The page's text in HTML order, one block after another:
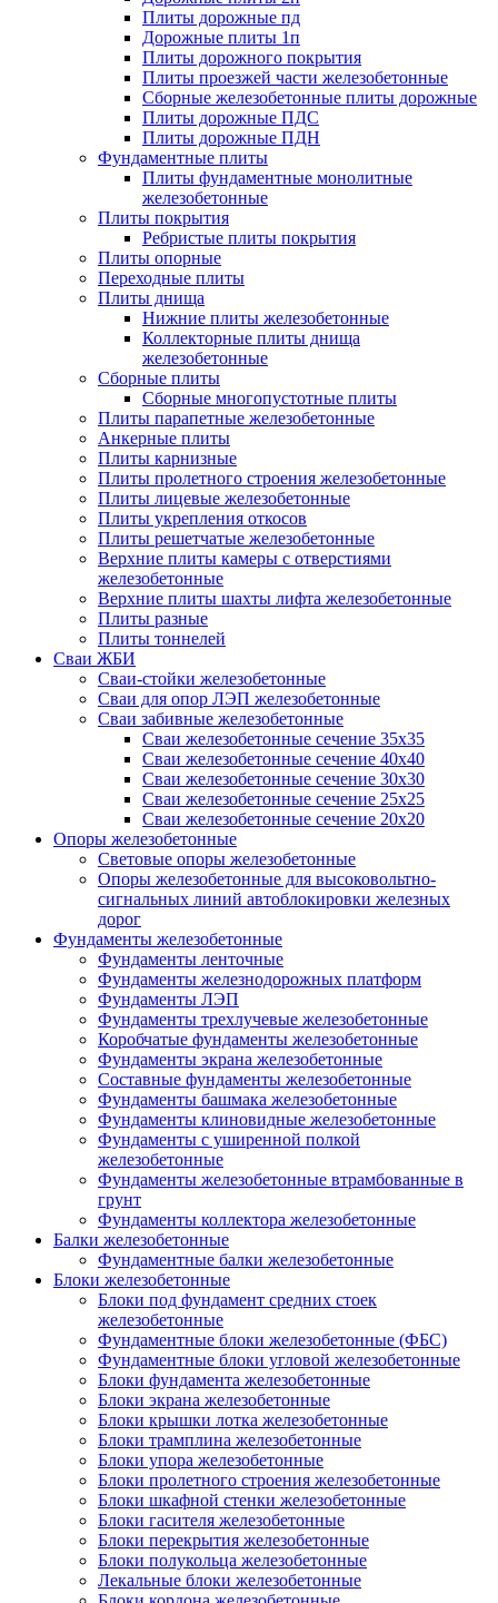
Плиты дорожные пд
Дорожные плиты 1п
Плиты дорожного покрытия
Плиты проезжей части железобетонные
Сборные железобетонные плиты дорожные
Плиты дорожные ПДС
Плиты дорожные ПДН
Фундаментные плиты
Плиты фундаментные монолитные
железобетонные
Плиты покрытия
Ребристые плиты покрытия
Плиты опорные
Переходные плиты
Плиты днища
Нижние плиты железобетонные
Коллекторные плиты днища
железобетонные
Сборные плиты
Сборные многопустотные плиты
Плиты парапетные железобетонные
Анкерные плиты
Плиты карнизные
Плиты пролетного строения железобетонные
Плиты лицевые железобетонные
Плиты укрепления откосов
Плиты решетчатые железобетонные
Верхние плиты камеры с отверстиями
железобетонные
Верхние плиты шахты лифта железобетонные
Плиты разные
Плиты тоннелей
Сваи ЖБИ
Сваи-стойки железобетонные
Сваи для опор ЛЭП железобетонные
Сваи забивные железобетонные
Сваи железобетонные сечение 35x35
Сваи железобетонные сечение 40x40
Сваи железобетонные сечение 30x30
Сваи железобетонные сечение 25x25
Сваи железобетонные сечение 20x20
Опоры железобетонные
Световые опоры железобетонные
Опоры железобетонные для высоковольтно-
сигнальных линий автоблокировки железных
дорог
Фундаменты железобетонные
Фундаменты ленточные
Фундаменты железнодорожных платформ
Фундаменты ЛЭП
Фундаменты трехлучевые железобетонные
Коробчатые фундаменты железобетонные
Фундаменты экрана железобетонные
Составные фундаменты железобетонные
Фундаменты башмака железобетонные
Фундаменты клиновидные железобетонные
Фундаменты с уширенной полкой
железобетонные
Фундаменты железобетонные втрамбованные в
грунт
Фундаменты коллектора железобетонные
Балки железобетонные
Фундаментные балки железобетонные
Блоки железобетонные
Блоки под фундамент средних стоек
железобетонные
Фундаментные блоки железобетонные (ФБС)
Фундаментные блоки угловой железобетонные
Блоки фундамента железобетонные
Блоки экрана железобетонные
Блоки крышки лотка железобетонные
Блоки трамплина железобетонные
Блоки упора железобетонные
Блоки пролетного строения железобетонные
Блоки шкафной стенки железобетонные
Блоки гасителя железобетонные
Блоки перекрытия железобетонные
Блоки полукольца железобетонные
Лекальные блоки железобетонные